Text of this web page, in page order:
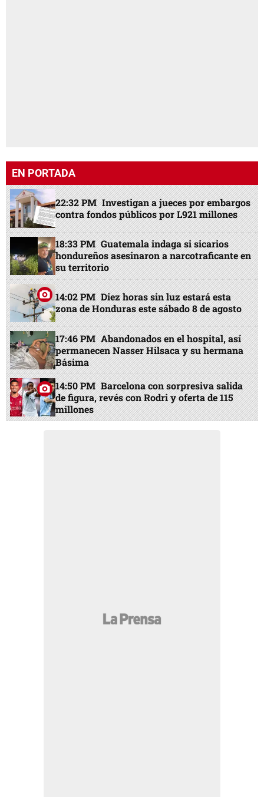
EN PORTADA
22:32 PM Investigan a jueces por embargos
contra fondos públicos por L921 millones
18:33 PM Guatemala indaga si sicarios
hondureños asesinaron a narcotraficante en
su territorio
14:02 PM Diez horas sin luz estará esta
zona de Honduras este sábado 8 de agosto
17:46 PM Abandonados en el hospital, así
permanecen Nasser Hilsaca y su hermana
Básima
14:50 PM Barcelona con sorpresiva salida
de figura, revés con Rodri y oferta de 115
millones